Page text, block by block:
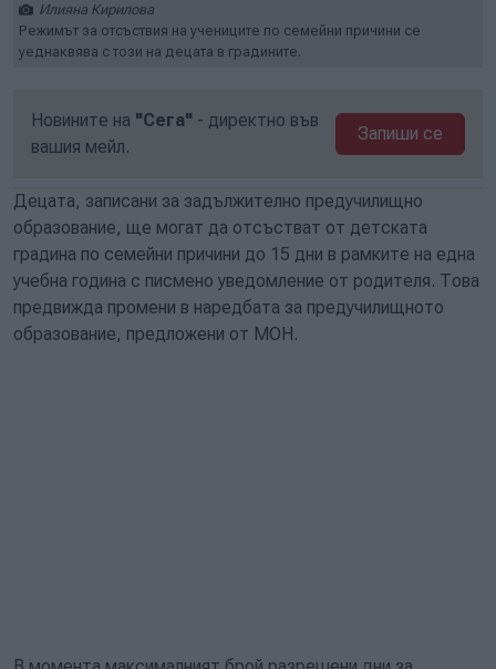
Илияна Кирилова
Режимът за отсъствия на учениците по семейни причини се
уеднаквява с този на децата в градините.
Новините на "Сега" - директно във
вашия мейл.
Запиши се
Децата, записани за задължително предучилищно
образование, ще могат да отсъстват от детската
градина по семейни причини до 15 дни в рамките на една
учебна година с писмено уведомление от родителя. Това
предвижда промени в наредбата за предучилищното
образование, предложени от МОН.